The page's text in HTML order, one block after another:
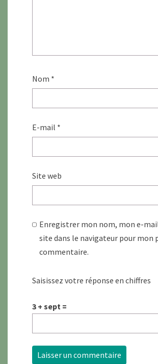
Nom *
E-mail *
Site web
Enregistrer mon nom, mon e-
site dans le navigateur pour mon
commentaire.
Saisissez votre réponse en chiffres
3 + sept =